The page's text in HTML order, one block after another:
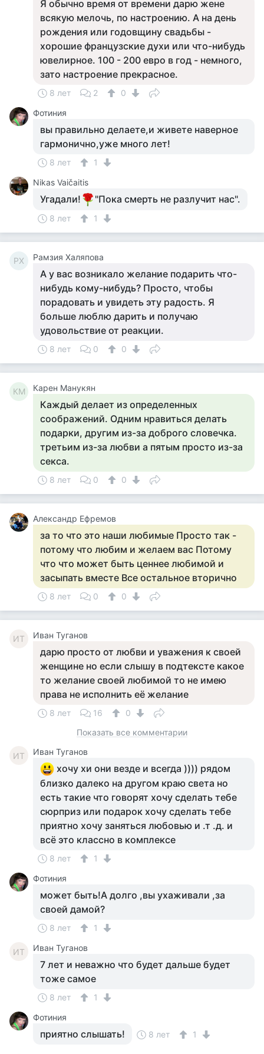
Я обычно время от времени дарю жене
всякую мелочь, по настроению. А на день
рождения или годовщину свадьбы -
хорошие французские духи или что-нибудь
ювелирное. 100 - 200 евро в год - немного,
зато настроение прекрасное.
8 лет 2
0
Фотиния
вы правильно делаете,и живете наверное
гармонично,уже много лет!
8 лет
1
Nikas Vaičaitis
Угадали! "Пока смерть не разлучит нас".
8 лет 1
РХ Рамзия Халяпова
А у вас возникало желание подарить что-
нибудь кому-нибудь? Просто, чтобы
порадовать и увидеть эту радость. Я
больше люблю дарить и получаю
удовольствие от реакции.
8 лет 0 0
КМ Карен Манукян
Каждый делает из определенных
соображений. Одним нравиться делать
подарки, другим из-за доброго словечка.
третьим из-за любви а пятым просто из-за
секса.
8 лет 0 0
Александр Ефремов
за то что это наши любимые Просто так -
потому что любим и желаем вас Потому
что что может быть ценнее любимой и
засыпать вместе Все остальное вторично
8 лет 0 0
ИТ Иван Туганов
дарю просто от любви и уважения к своей
женщине но если слышу в подтексте какое
то желание своей любимой то не имею
права не исполнить её желание
8 лет 16
0
Показать все комментарии
ИТ Иван Туганов
хочу хи они везде и всегда )))) рядом
близко далеко на другом краю света но
есть такие что говорят хочу сделать тебе
сюрприз или подарок хочу сделать тебе
приятно хочу заняться любовью и .т .д. и
всё это классно в комплексе
8 лет
1
Фотиния
может быть!А долго ,вы ухаживали ,за
своей дамой?
8 лет 1
ИТ Иван Туганов
7 лет и неважно что будет дальше будет
тоже самое
8 лет
1
Фотиния
приятно слышать! 8 лет 1